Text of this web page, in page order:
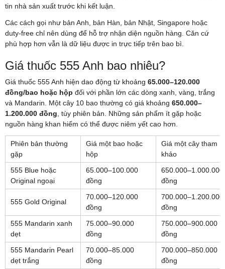
tin nhà sản xuất trước khi kết luận.
Các cách gọi như bản Anh, bản Hàn, bản Nhật, Singapore hoặc
duty-free chỉ nên dùng để hỗ trợ nhận diện nguồn hàng. Căn cứ
phù hợp hơn vẫn là dữ liệu được in trực tiếp trên bao bì.
Giá thuốc 555 Anh bao nhiêu?
Giá thuốc 555 Anh hiện dao động từ khoảng 65.000–120.000
đồng/bao hoặc hộp đối với phần lớn các dòng xanh, vàng, trắng
và Mandarin. Một cây 10 bao thường có giá khoảng 650.000–
1.200.000 đồng , tùy phiên bản. Những sản phẩm ít gặp hoặc
nguồn hàng khan hiếm có thể được niêm yết cao hơn.
Phiên bản thường
gặp
Giá một bao hoặc
hộp
Giá một cây tham
khảo
555 Blue hoặc
Original ngoại
65.000–100.000
đồng
650.000–1.000.000
đồng
555 Gold Original
70.000–120.000
đồng
700.000–1.200.000
đồng
555 Mandarin xanh
dẹt
75.000–90.000
đồng
750.000–900.000
đồng
555 Mandarin Pearl
dẹt trắng
70.000–85.000
đồng
700.000–850.000
đồng